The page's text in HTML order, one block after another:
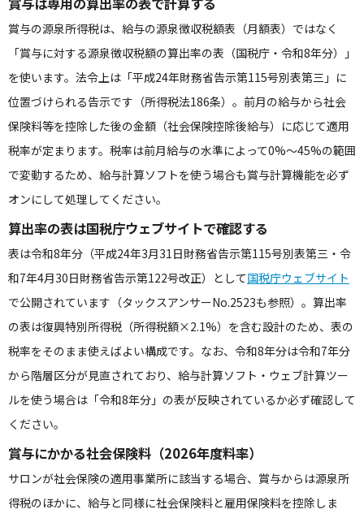
賞与の源泉所得税は、給与の源泉徴収税額表（月額表）ではなく
「賞与に対する源泉徴収税額の算出率の表（国税庁・令和8年分）」
を使います。法令上は「平成24年財務省告示第115号別表第三」に
位置づけられる告示です（所得税法186条）。前月の給与から社会
保険料等を控除した後の金額（社会保険控除後給与）に応じて適用
税率が定まります。税率は前月給与の水準によって0%〜45%の範囲
で変動するため、給与計算ソフトを使う場合も賞与計算機能を必ず
オンにして処理してください。
算出率の表は国税庁ウェブサイトで確認する
表は令和8年分（平成24年3月31日財務省告示第115号別表第三・令
和7年4月30日財務省告示第122号改正）として国税庁ウェブサイト
で公開されています（タックスアンサーNo.2523も参照）。算出率
の表は復興特別所得税（所得税額×2.1%）を含む設計のため、表の
税率をそのまま使えばよい構成です。なお、令和8年分は令和7年分
から階層区分が見直されており、給与計算ソフト・ウェブ計算ツー
ルを使う場合は「令和8年分」の表が反映されているか必ず確認して
ください。
賞与にかかる社会保険料（2026年度料率）
サロンが社会保険の適用事業所に該当する場合、賞与からは源泉所
得税のほかに、給与と同様に社会保険料と雇用保険料を控除しま